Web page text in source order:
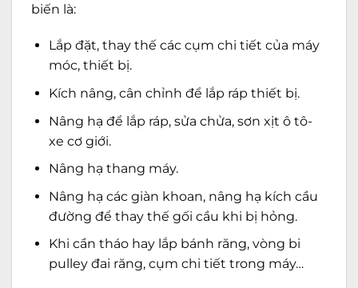
biến là:
Lắp đặt, thay thế các cụm chi tiết của máy
móc, thiết bị.
Kích nâng, cân chỉnh để lắp ráp thiết bị.
Nâng hạ để lắp ráp, sửa chửa, sơn xịt ô tô-
xe cơ giới.
Nâng hạ thang máy.
Nâng hạ các giàn khoan, nâng hạ kích cầu
đường để thay thế gối cầu khi bị hỏng.
Khi cần tháo hay lắp bánh răng, vòng bi
pulley đai răng, cụm chi tiết trong máy…